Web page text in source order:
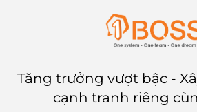
Tăng trưởng vượt bậc -
cạnh tranh riêng